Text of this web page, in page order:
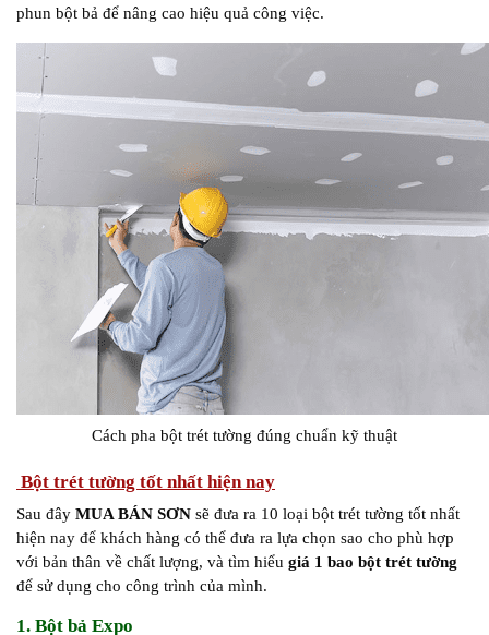
phun bột bả để nâng cao hiệu quả công việc.
Cách pha bột trét tường đúng chuẩn kỹ thuật
Bột trét tường tốt nhất hiện nay
Sau đây MUA BÁN SƠN sẽ đưa ra 10 loại bột trét tường tốt nhất
hiện nay để khách hàng có thể đưa ra lựa chọn sao cho phù hợp
với bản thân về chất lượng, và tìm hiểu giá 1 bao bột trét tường
để sử dụng cho công trình của mình.
1. Bột bả Expo